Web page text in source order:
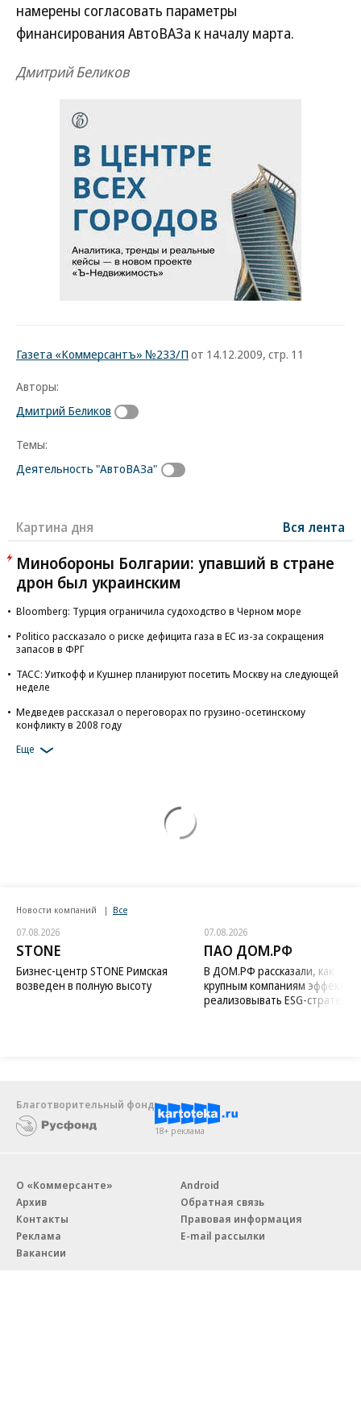
намерены согласовать параметры
финансирования АвтоВАЗа к началу марта.
Дмитрий Беликов
Газета «Коммерсантъ» №233/П от 14.12.2009, стр. 11
Авторы:
Дмитрий Беликов
Темы:
Деятельность "АвтоВАЗа"
Картина дня Вся лента
Минобороны Болгарии: упавший в стране
дрон был украинским
Bloomberg: Турция ограничила судоходство в Черном море
Politico рассказало о риске дефицита газа в ЕС из-за сокращения
запасов в ФРГ
ТАСС: Уиткофф и Кушнер планируют посетить Москву на следующей
неделе
Медведев рассказал о переговорах по грузино-осетинскому
конфликту в 2008 году
Еще
Новости компаний Все
07.08.2026
STONE
Бизнес-центр STONE Римская
возведен в полную высоту
07.08.2026
ПАО ДОМ.РФ
В ДОМ.РФ рассказали, как
крупным компаниям
реализовывать ESG-стратегию
Благотворительный фонд
18+ реклама
О «Коммерсанте»
Архив
Контакты
Реклама
Вакансии
Android
Обратная связь
Правовая информация
E-mail рассылки